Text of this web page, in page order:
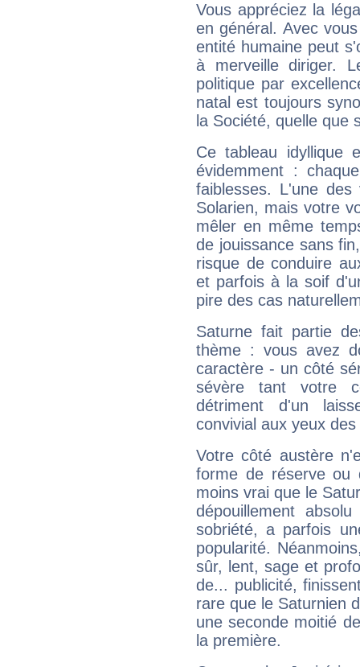
Vous appréciez la
en général. Avec
entité humaine peut
à merveille diriger.
politique par
natal est toujours
la Société, quelle que
Ce tableau idyllique
évidemment :
faiblesses. L'une
Solarien, mais votre
mêler en même
de jouissance sans
risque de conduire
et parfois à la soif
pire des cas
Saturne fait partie
thème : vous avez
caractère - un côté
sévère tant votre
détriment d'un
convivial aux yeux
Votre côté austère
forme de réserve
moins vrai que le
dépouillement
sobriété, a parfois
popularité.
sûr, lent, sage et
de... publicité,
rare que le Saturnien
une seconde moitié
la première.